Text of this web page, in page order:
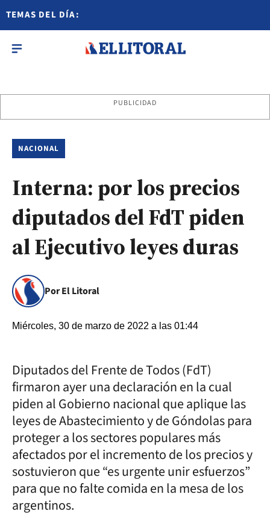
TEMAS DEL DÍA:
PUBLICIDAD
NACIONAL
Interna: por los precios
diputados del FdT piden
al Ejecutivo leyes duras
Por El Litoral
Miércoles, 30 de marzo de 2022 a las 01:44
Diputados del Frente de Todos (FdT)
firmaron ayer una declaración en la cual
piden al Gobierno nacional que aplique las
leyes de Abastecimiento y de Góndolas para
proteger a los sectores populares más
afectados por el incremento de los precios y
sostuvieron que “es urgente unir esfuerzos”
para que no falte comida en la mesa de los
argentinos.